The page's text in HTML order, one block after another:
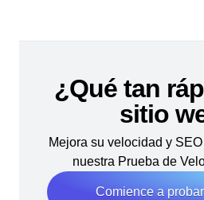
¿Qué tan
sitio
Mejora su velocidad y
nuestra Prueba de
Comience a